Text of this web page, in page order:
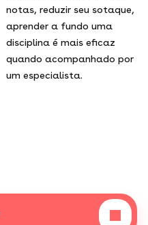
notas, reduzir seu sotaque,
aprender a fundo uma
disciplina é mais eficaz
quando acompanhado por
um especialista.